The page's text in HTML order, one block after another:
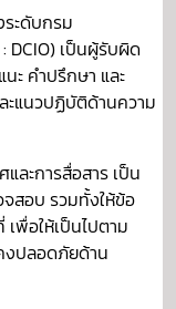
ระดับกรม
เป็นผู้รับผิด
ะ คำปรึกษา และ
แนวปฏิบัติด้านความ
ละการสื่อสาร เป็น
สอบ รวมทั้งให้ข้อ
เพื่อให้เป็นไปตาม
งปลอดภัยด้าน